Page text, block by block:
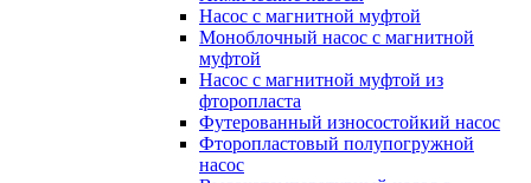
Насос с магнитной муфтой
Моноблочный насос с магнитной
муфтой
Насос с магнитной муфтой из
фторопласта
Футерованный износостойкий насос
Фторопластовый полупогружной
насос